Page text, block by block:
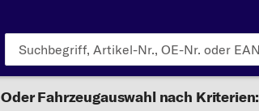
Oder Fahrzeugauswahl nach Kriterien: